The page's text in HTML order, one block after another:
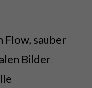
Flow, sauber
Bilder